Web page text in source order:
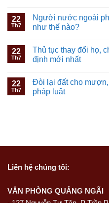
22
Th7
Người nước ngoài
như thế nào?
22
Th7
Thủ tục thay đổi họ,
định mới nhất
22
Th7
Đòi lại đất cho
pháp luật
Liên hệ chúng tôi:
VĂN PHÒNG QUẢNG NGÃI